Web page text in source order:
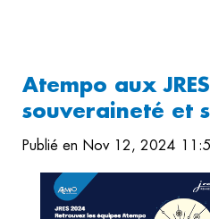
Atempo aux
souveraineté et
Publié en Nov 12, 2024